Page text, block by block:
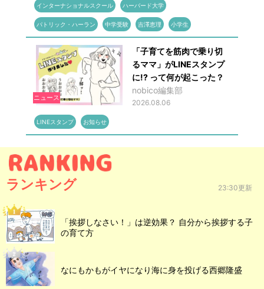
インターナショナルスクール ハーバード大学
パトリック・ハーラン 中学受験 吉澤恵理 小学生
ニュース
「子育てを筋肉で乗り切
るママ」がLINEスタンプ
に!? って何が起こった？
nobico編集部
2026.08.06
LINEスタンプ お知らせ
ランキング 23:30更新
「挨拶しなさい！」は逆効果？ 自分から挨拶する子
の育て方
なにもかもがイヤになり海に身を投げる西郷隆盛